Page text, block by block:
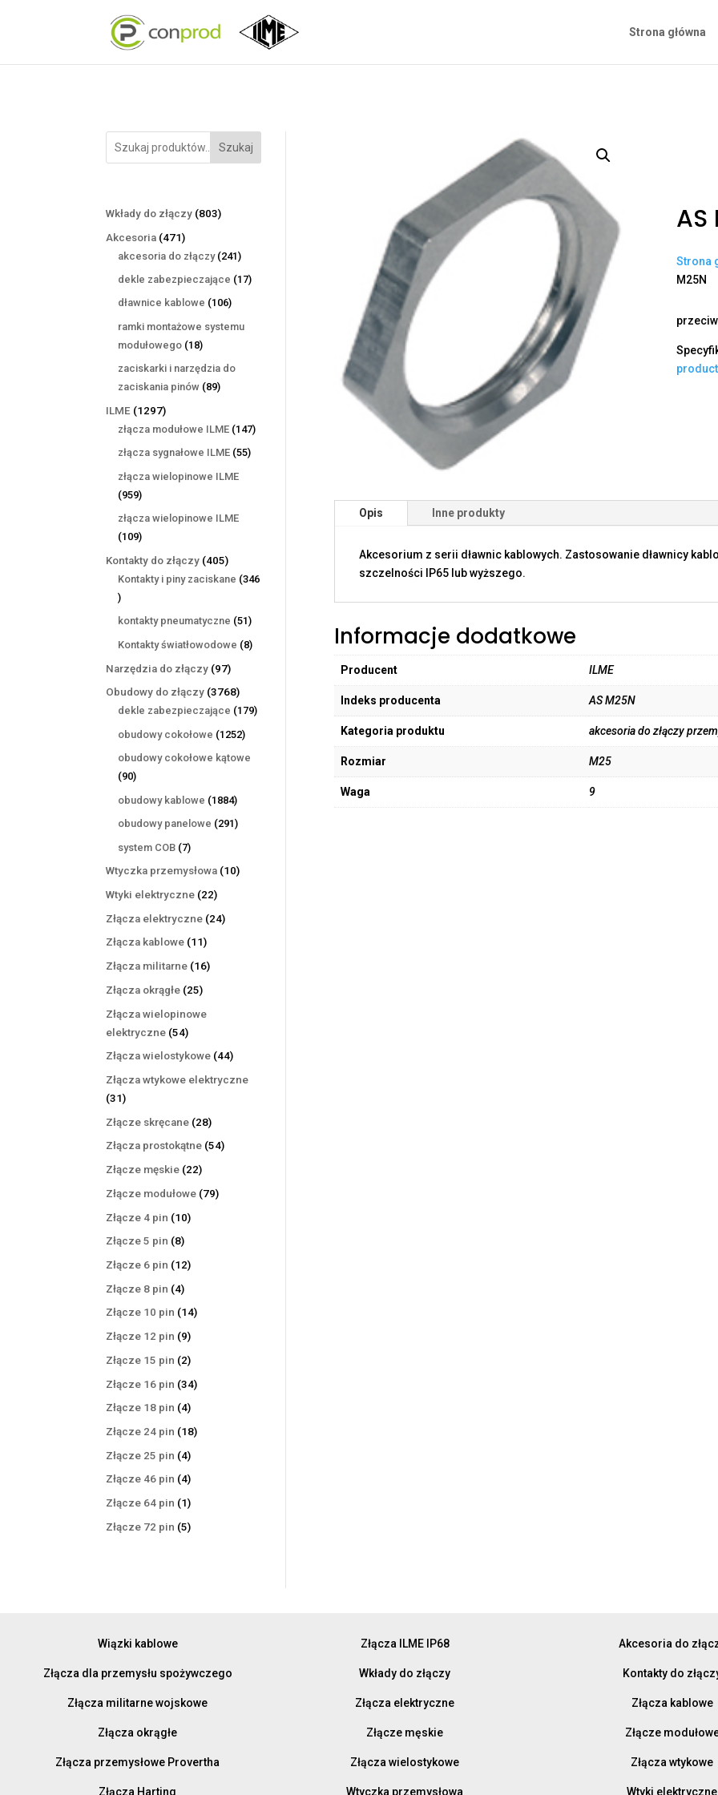
Strona główna
Szukaj
Wkłady do złączy 803803
Akcesoria 471471
produktów
akcesoria do złączy 241241
produktów
dekle zabezpieczające 1717
dławnice kablowe 106106
ramki montażowe systemu
modułowego 1818
produktów
zaciskarki i narzędzia do
zaciskania pinów 8989
ILME 12971297
produktów
złącza modułowe ILME 147147
złącza sygnałowe ILME 5555
złącza wielopinowe ILME
959959
produktów
złącza wielopinowe ILME
109109
produktów
Kontakty do złączy 405405
produktów
Kontakty i piny zaciskane 346
346
produktów
kontakty pneumatyczne 5151
produktów
Kontakty światłowodowe 88
Narzędzia do złączy 9797
produktów
Obudowy do złączy 37683768
produktów
dekle zabezpieczające 179179
obudowy cokołowe 12521252
obudowy cokołowe kątowe
9090
produktów
obudowy kablowe 18841884
produkty
obudowy panelowe 291291
system COB 77
produktów
Wtyczka przemysłowa 1010
Wtyki elektryczne 2222
produkty
Złącza elektryczne 2424
Złącza kablowe 1111
produktów
Złącza militarne 1616
Złącza okrągłe 2525
Złącza wielopinowe
elektryczne 5454
produkty
Złącza wielostykowe 4444
Złącza wtykowe elektryczne
3131
produktów
Złącze skręcane 2828
produktów
Złącza prostokątne 5454
Złącze męskie 2222
produkty
Złącze modułowe 7979
Złącze 4 pin 1010
Złącze 5 pin 88
produktów
Złącze 6 pin 1212
Złącze 8 pin 44
produkty
Złącze 10 pin 1414
Złącze 12 pin 99
produktów
Złącze 15 pin 22
produkty
Złącze 16 pin 3434
Złącze 18 pin 44
produkty
Złącze 24 pin 1818
Złącze 25 pin 44
produkty
Złącze 46 pin 44
produkty
Złącze 64 pin 11
produkt
Złącze 72 pin 55
AS
Strona
M25N
Opis Inne produkty
Akcesorium z serii dławnic kablowych. Zastosowanie dławnicy
szczelności IP65 lub wyższego.
Informacje dodatkowe
Producent ILME
Indeks producenta AS M25N
Kategoria produktu akcesoria do złączy
Rozmiar M25
Waga 9
Wiązki kablowe
Złącza dla przemysłu spożywczego
Złącza militarne wojskowe
Złącza okrągłe
Złącza przemysłowe Provertha
Złącza Harting
Złącza ILME IP68
Wkłady do złączy
Złącza elektryczne
Złącze męskie
Złącza wielostykowe
Wtyczka przemysłowa
Akcesoria do
Kontakty do
Złącza kablowe
Złącze
Złącza wtykowe
Wtyki elektryczne